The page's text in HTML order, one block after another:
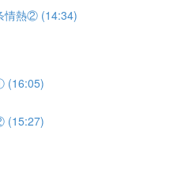
情熱② (14:34)
(16:05)
(15:27)